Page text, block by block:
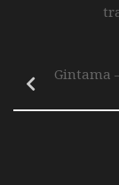
Gintama